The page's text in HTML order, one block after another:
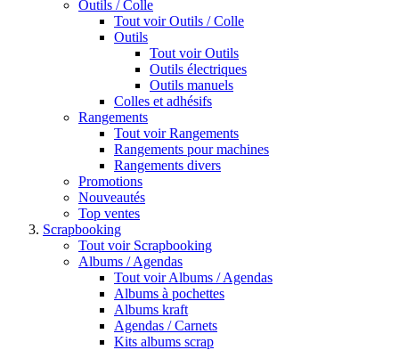
Outils / Colle
Tout voir Outils / Colle
Outils
Tout voir Outils
Outils électriques
Outils manuels
Colles et adhésifs
Rangements
Tout voir Rangements
Rangements pour machines
Rangements divers
Promotions
Nouveautés
Top ventes
Scrapbooking
Tout voir Scrapbooking
Albums / Agendas
Tout voir Albums / Agendas
Albums à pochettes
Albums kraft
Agendas / Carnets
Kits albums scrap